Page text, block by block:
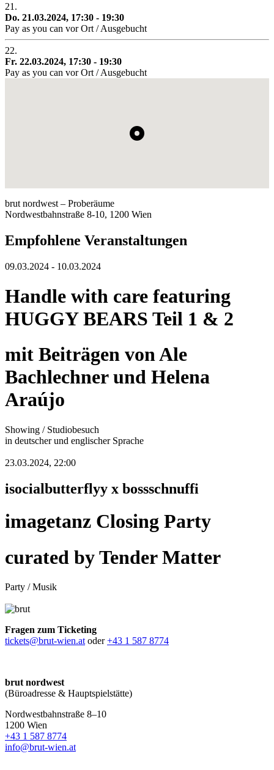
21.
Do. 21.03.2024, 17:30 - 19:30
Pay as you can vor Ort / Ausgebucht
22.
Fr. 22.03.2024, 17:30 - 19:30
Pay as you can vor Ort / Ausgebucht
brut nordwest – Proberäume
Nordwestbahnstraße 8-10, 1200 Wien
Empfohlene Veranstaltungen
09.03.2024 - 10.03.2024
Handle with care featuring
HUGGY BEARS Teil 1 & 2
mit Beiträgen von Ale
Bachlechner und Helena
Araújo
Showing / Studiobesuch
in deutscher und englischer Sprache
23.03.2024, 22:00
isocialbutterflyy x bossschnuffi
imagetanz Closing Party
curated by Tender Matter
Party / Musik
Fragen zum Ticketing
tickets@brut-wien.at oder+43 1 587 8774
brut nordwest
(Büroadresse & Hauptspielstätte)
Nordwestbahnstraße 8–10
1200 Wien
+43 1 587 8774
info@brut-wien.at